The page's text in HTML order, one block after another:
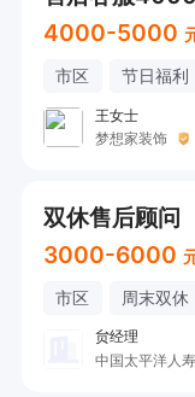
4000-5000
市区 节日福利
王女士
梦想家装饰
双休售后顾问
3000-6000
市区 周末双休
贠经理